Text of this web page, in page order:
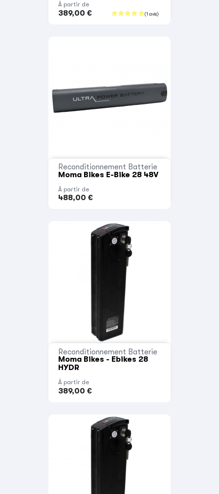
À partir de
389,00 €
Reconditionnement Batterie
Moma Bikes E-Bike 28 48V
À partir de
488,00 €
Reconditionnement Batterie
Moma Bikes - Ebikes 28
HYDR
À partir de
389,00 €